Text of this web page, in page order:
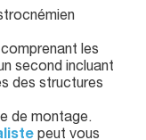
les
second incluant
des structures
de montage.
peut vous